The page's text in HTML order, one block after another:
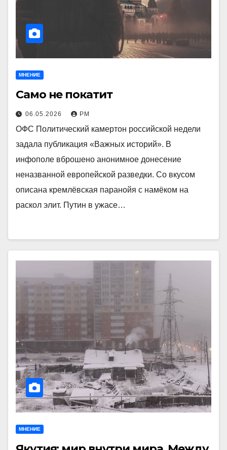
МНЕНИЕ
Само не покатит
06.05.2026 РМ
ОФС Политический камертон российской недели
задала публикация «Важных историй». В
инфополе вброшено анонимное донесение
неназванной европейской разведки. Со вкусом
описана кремлёвская паранойя с намёком на
раскол элит. Путин в ужасе…
МНЕНИЕ